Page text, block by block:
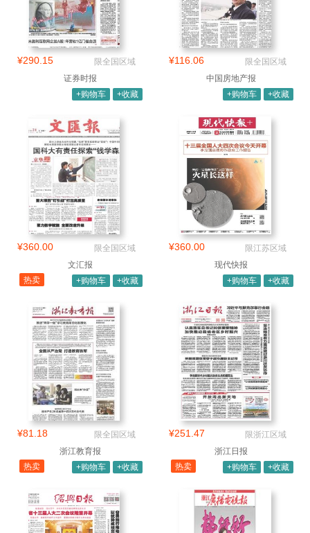
¥290.15
限全国区域
证券时报
+购物车
+收藏
¥116.06
限全国区域
中国房地产报
+购物车
+收藏
¥360.00
限全国区域
文汇报
热卖
+购物车 +收藏
¥360.00
限江苏区域
现代快报
+购物车
+收藏
¥81.18
限全国区域
浙江教育报
热卖
+购物车 +收藏
¥251.47
限浙江区域
浙江日报
热卖
+购物车 +收藏